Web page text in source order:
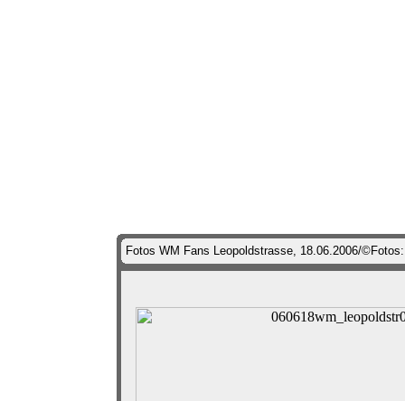
Fotos WM Fans Leopoldstrasse, 18.06.2006/